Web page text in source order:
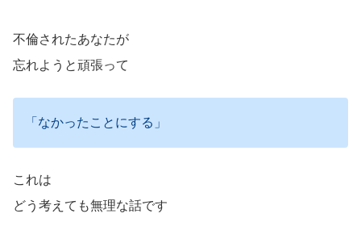
不倫されたあなたが
忘れようと頑張って
「なかったことにする」
これは
どう考えても無理な話です